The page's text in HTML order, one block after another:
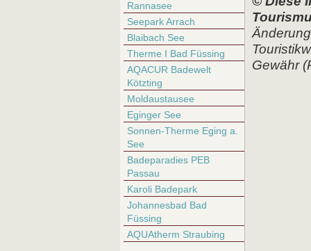
Rannasee
Seepark Arrach
Blaibach See
Therme I Bad Füssing
AQACUR Badewelt
Kötzting
Moldaustausee
Eginger See
Sonnen-Therme Eging a.
See
Badeparadies PEB
Passau
Karoli Badepark
Johannesbad Bad
Füssing
AQUAtherm Straubing
Gewähr